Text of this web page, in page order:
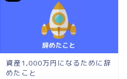
資産1,000万円になるために辞
めたこと